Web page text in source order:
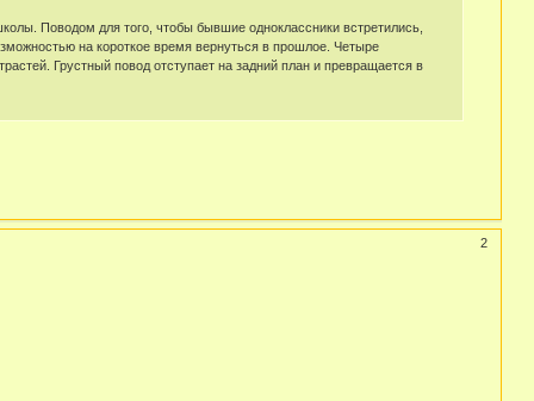
Поводом для того, чтобы бывшие одноклассники встретились,
на короткое время вернуться в прошлое. Четыре
Грустный повод отступает на задний план и превращается в
2